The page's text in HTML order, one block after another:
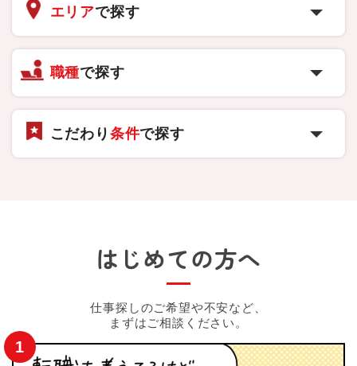
エリアで探す
職種で探す
こだわり 条件で探す
はじめての方へ
仕事探しのご希望や不安など、
まずはご相談ください。
1